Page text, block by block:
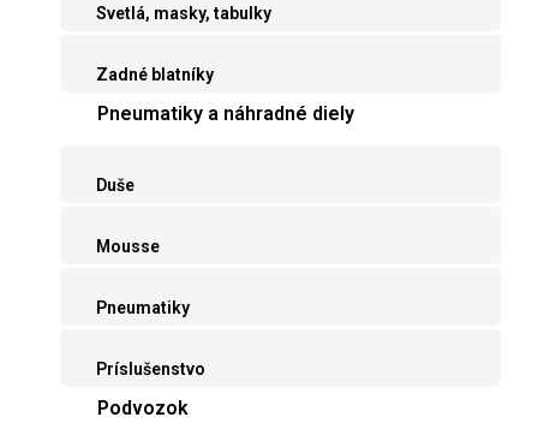
Svetlá, masky, tabulky
Zadné blatníky
Pneumatiky a náhradné diely
Duše
Mousse
Pneumatiky
Príslušenstvo
Podvozok